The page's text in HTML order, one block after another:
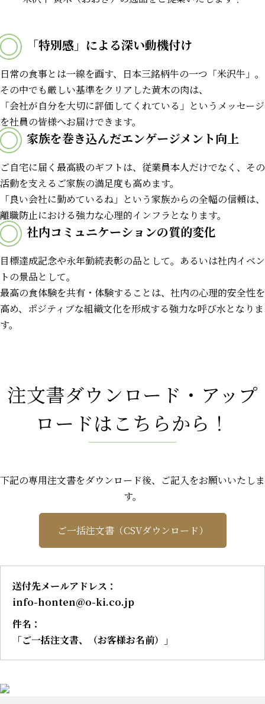
「特別感」による深い動機付け
日常の食事とは一線を画す、日本三銘柄牛の一つ「米沢牛」。
その中でも厳しい基準をクリアした黄木の肉は、
「会社が自分を大切に評価してくれている」というメッセージ
を社員の皆様へお届けできます。
家族を巻き込んだエンゲージメント向上
ご自宅に届く最高級のギフトは、従業員本人だけでなく、その
活動を支えるご家族の満足度も高めます。
「良い会社に勤めているね」という家族からの全幅の信頼は、
離職防止における強力な心理的インフラとなります。
社内コミュニケーションの質的変化
目標達成記念や永年勤続表彰の品として。あるいは社内イベン
トの景品として。
最高の食体験を共有・体験することは、社内の心理的安全性を
高め、ポジティブな組織文化を形成する強力な呼び水となりま
す。
注文書ダウンロード・アップ
ロードはこちらから！
下記の専用注文書をダウンロード後、ご記入をお願いいたしま
す。
ご一括注文書（CSVダウンロード）
送付先メールアドレス：
info-honten@o-ki.co.jp
件名：
「ご一括注文書、（お客様お名前）」